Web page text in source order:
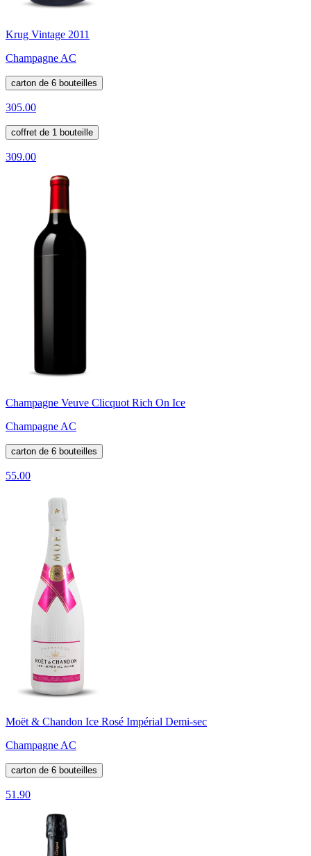
Krug Vintage 2011
Champagne AC
carton de 6 bouteilles
305.00
coffret de 1 bouteille
309.00
Champagne Veuve Clicquot Rich On Ice
Champagne AC
carton de 6 bouteilles
55.00
Moët & Chandon Ice Rosé Impérial Demi-sec
Champagne AC
carton de 6 bouteilles
51.90